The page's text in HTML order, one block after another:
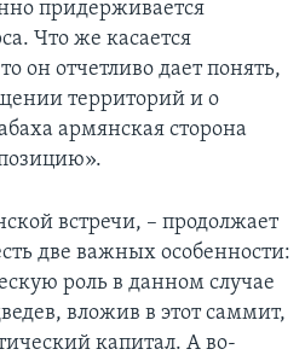
придерживается
Что же касается
он отчетливо дает понять,
территорий и о
армянская сторона
встречи, – продолжает
две важных особенности:
роль в данном случае
вложив в этот саммит,
капитал. А во-